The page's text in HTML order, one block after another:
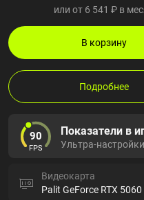
или от 6 541 ₽ в
В корзину
Подробнее
90
FPS
Показатели в
Ультра-настройки
Видеокарта
Palit GeForce RTX